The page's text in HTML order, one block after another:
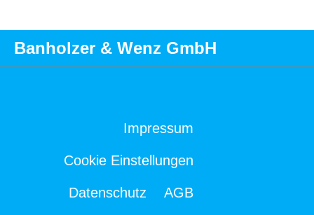
Banholzer & Wenz GmbH
Impressum
Cookie Einstellungen
Datenschutz AGB